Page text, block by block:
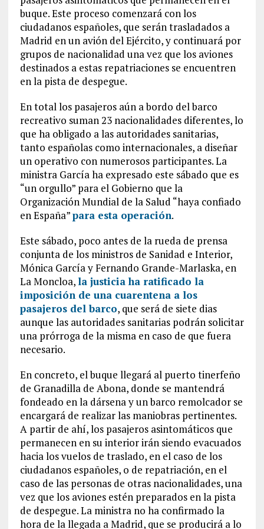
buque. Este proceso comenzará con los
ciudadanos españoles, que serán trasladados a
Madrid en un avión del Ejército, y continuará por
grupos de nacionalidad una vez que los aviones
destinados a estas repatriaciones se encuentren
en la pista de despegue.
En total los pasajeros aún a bordo del barco
recreativo suman 23 nacionalidades diferentes, lo
que ha obligado a las autoridades sanitarias,
tanto españolas como internacionales, a diseñar
un operativo con numerosos participantes. La
ministra García ha expresado este sábado que es
“un orgullo” para el Gobierno que la
Organización Mundial de la Salud “haya confiado
en España”para esta operación.
Este sábado, poco antes de la rueda de prensa
conjunta de los ministros de Sanidad e Interior,
Mónica García y Fernando Grande-Marlaska, en
La Moncloa,la justicia ha ratificado la
imposición de una cuarentena a los
pasajeros del barco, que será de siete dias
aunque las autoridades sanitarias podrán solicitar
una prórroga de la misma en caso de que fuera
necesario.
En concreto, el buque llegará al puerto tinerfeño
de Granadilla de Abona, donde se mantendrá
fondeado en la dársena y un barco remolcador se
encargará de realizar las maniobras pertinentes.
A partir de ahí, los pasajeros asintomáticos que
permanecen en su interior irán siendo evacuados
hacia los vuelos de traslado, en el caso de los
ciudadanos españoles, o de repatriación, en el
caso de las personas de otras nacionalidades, una
vez que los aviones estén preparados en la pista
de despegue. La ministra no ha confirmado la
hora de la llegada a Madrid, que se producirá a lo